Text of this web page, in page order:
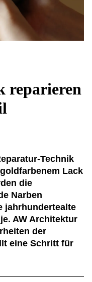
reparieren
Technik
Lack
die
Narben
jahrhundertealte
AW Architektur
der
eine Schritt für